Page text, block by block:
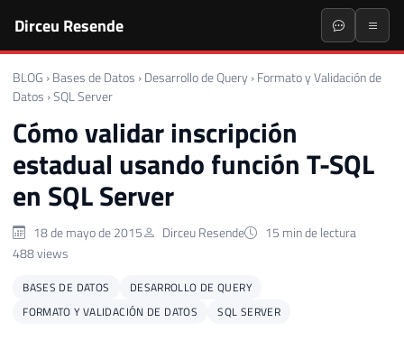
Dirceu Resende
BLOG › Bases de Datos › Desarrollo de Query › Formato y Validación de
Datos ›SQL Server
Cómo validar inscripción
estadual usando función T-SQL
en SQL Server
18 de mayo de 2015 Dirceu Resende
15 min de lectura
488 views
BASES DE DATOS
DESARROLLO DE QUERY
FORMATO Y VALIDACIÓN DE DATOS
SQL SERVER